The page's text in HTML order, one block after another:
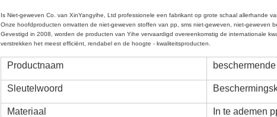
Is Niet-geweven Co. van XinYangyihe, Ltd professionele een fabrikant op grote schaal allerhande
Onze hoofdproducten omvatten de niet-geweven stoffen van pp, sms niet-geweven, niet-geweven
Gevestigd in 2008, worden de producten van Yihe vervaardigd overeenkomstig de internationale
verstrekken het meest efficiënt, rendabel en de hoogte - kwaliteitsproducten.
Productnaam
Sleutelwoord
Materiaal In te ademen